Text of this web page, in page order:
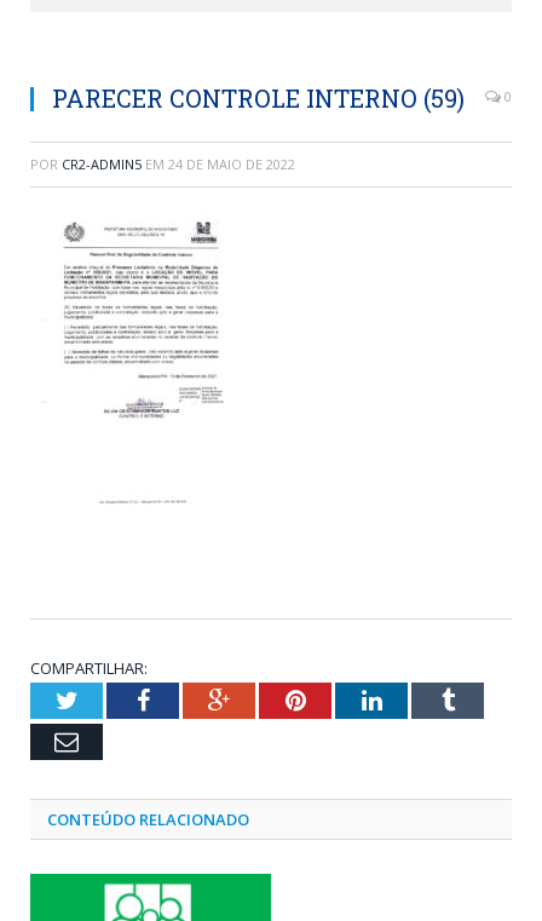
PARECER CONTROLE INTERNO (59) 0
POR CR2-ADMIN5 EM 24 DE MAIO DE 2022
COMPARTILHAR:
TwitterFacebookGoogle+PinterestLinkedInTumblr
Email
CONTEÚDO RELACIONADO